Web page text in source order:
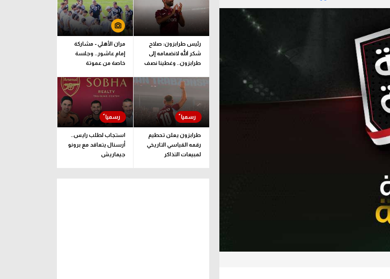
رياضات أخرى
آسيا
أمريكا
رئيس طرابزون: صلاح
شكر الله لانضمامه إلى
طرابزون.. وغطينا نصف
مران الأهلي - مشاركة
إمام عاشور.. وجلسة
خاصة من عموتة
طرابزون يعلن تحطيم
رقمه القياسي التاريخي
لمبيعات التذاكر
استجاب لطلب رايس..
أرسنال يتعاقد مع برونو
جيماريش